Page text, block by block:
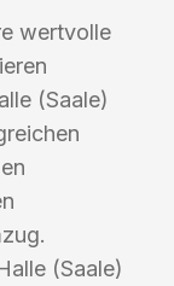
wertvolle
(Saale)
(Saale)